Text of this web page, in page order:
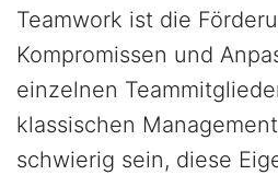
Teamwork ist die
Kompromissen und
einzelnen
klassischen
schwierig sein, diese